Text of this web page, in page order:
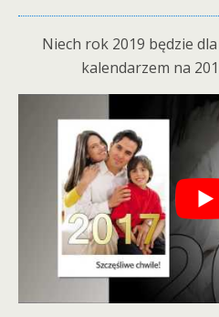
Niech rok 2019 będzie
kalendarzem na